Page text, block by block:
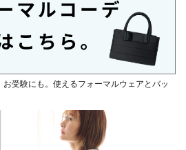
受験にも。使えるフォーマルウェアとバッ